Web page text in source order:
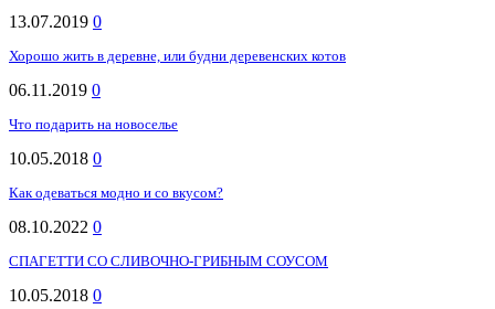
13.07.2019 0
Хорошо жить в деревне, или будни деревенских котов
06.11.2019 0
Что подарить на новоселье
10.05.2018 0
Как одеваться модно и со вкусом?
08.10.2022 0
СПАГЕТТИ СО СЛИВОЧНО-ГРИБНЫМ СОУСОМ
10.05.2018 0